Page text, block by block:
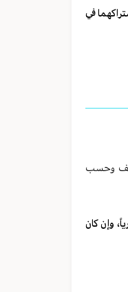
في
باسم المضاربة من الأشخاص الذين يدفعونها بعنوان المضاربة، على أن يأخذوا مقابل كل ١٠٠ ألف وحسب
وإن كان